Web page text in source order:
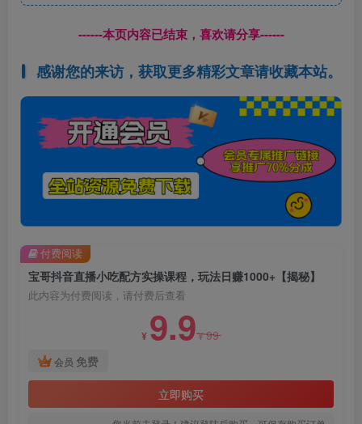
------本页内容已结束，喜欢请分享------
感谢您的来访，获取更多精彩文章请收藏本站。
宝哥抖音直播小吃配方实操课程，玩法日赚1000+【揭秘】
此内容为付费阅读，请付费后查看
¥ 9.9¥99
会员 免费
立即购买
付费阅读